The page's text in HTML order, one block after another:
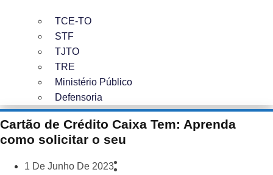
TCE-TO
STF
TJTO
TRE
Ministério Público
Defensoria
Cartão de Crédito Caixa Tem: Aprenda
como solicitar o seu
1 De Junho De 2023